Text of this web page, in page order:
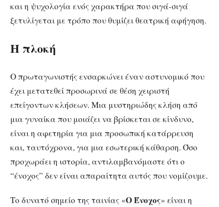
και η ψυχολογία ενός χαρακτήρα που σιγά-σιγά
ξετυλίγεται με τρόπο που θυμίζει θεατρική αφήγηση.
Η πλοκή
Ο πρωταγωνιστής ενσαρκώνει έναν αστυνομικό που
έχει μετατεθεί προσωρινά σε θέση χειριστή
επείγοντων κλήσεων. Μια μυστηριώδης κλήση από
μια γυναίκα που μοιάζει να βρίσκεται σε κίνδυνο,
είναι η αφετηρία για μια προσωπική κατάρρευση
και, ταυτόχρονα, για μια εσωτερική κάθαρση. Όσο
προχωράει η ιστορία, αντιλαμβανόμαστε ότι ο
“ένοχος” δεν είναι απαραίτητα αυτός που νομίζουμε.
Το δυνατό σημείο της ταινίας «Ο Ένοχος» είναι η